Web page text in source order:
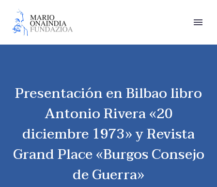
Presentación en Bilbao libro
Antonio Rivera «20
diciembre 1973» y Revista
Grand Place «Burgos Consejo
de Guerra»